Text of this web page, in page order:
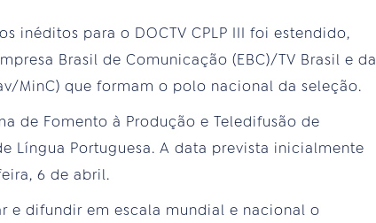
inéditos para o DOCTV CPLP III foi estendido,
Brasil de Comunicação (EBC)/TV Brasil e da
MinC) que formam o polo nacional da seleção.
de Fomento à Produção e Teledifusão de
Língua Portuguesa. A data prevista inicialmente
6 de abril.
e difundir em escala mundial e nacional o